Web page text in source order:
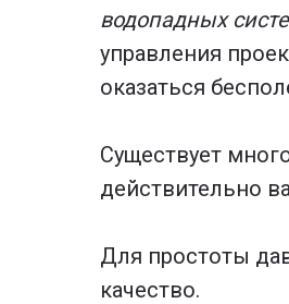
водопадных
управления
оказаться
Существует
действительно
Для простоты
качество.